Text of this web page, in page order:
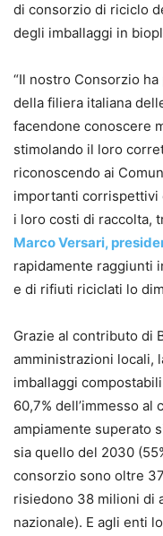
di consorzio di riciclo
degli imballaggi in
“Il nostro Consorzio
della filiera italiana
facendone conoscere
stimolando il loro
riconoscendo ai
importanti corrispettivi
i loro costi di raccolta,
Marco Versari,
rapidamente raggiunti
e di rifiuti riciclati lo
Grazie al contributo di
amministrazioni locali,
imballaggi
60,7% dell’immesso al
ampiamente superato
sia quello del 2030
consorzio sono oltre
risiedono 38 milioni di
nazionale). E agli enti